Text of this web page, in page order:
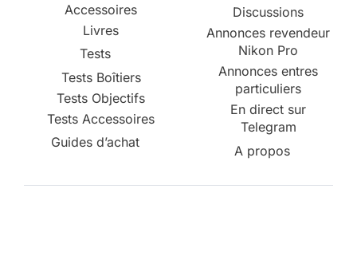
Accessoires
Livres
Tests
Tests Boîtiers
Tests Objectifs
Tests Accessoires
Guides d’achat
Discussions
Annonces revendeur
Nikon Pro
Annonces entres
particuliers
En direct sur
Telegram
A propos